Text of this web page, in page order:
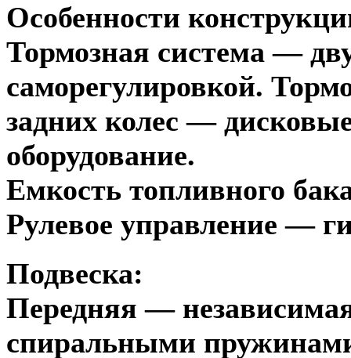
Особенности
Тормозная система —
саморегулировкой.
задних колес —
оборудование.
Емкость топливного
Рулевое управление —
Подвеска:
Передняя —
спиральными